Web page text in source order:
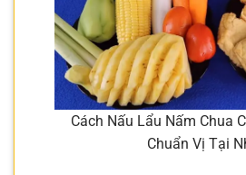
Cách Nấu Lẩu Nấm Chua
Chuẩn Vị Tại